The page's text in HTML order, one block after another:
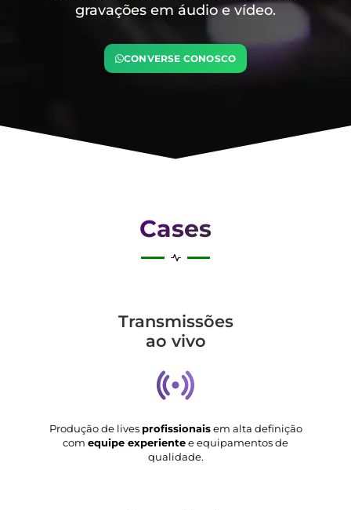
gravações em áudio e vídeo.
CONVERSE CONOSCO
Cases
Transmis­sões
ao vivo
Produção de lives profissionaisem alta definição
com equipe experientee equipamentos de
qualidade.